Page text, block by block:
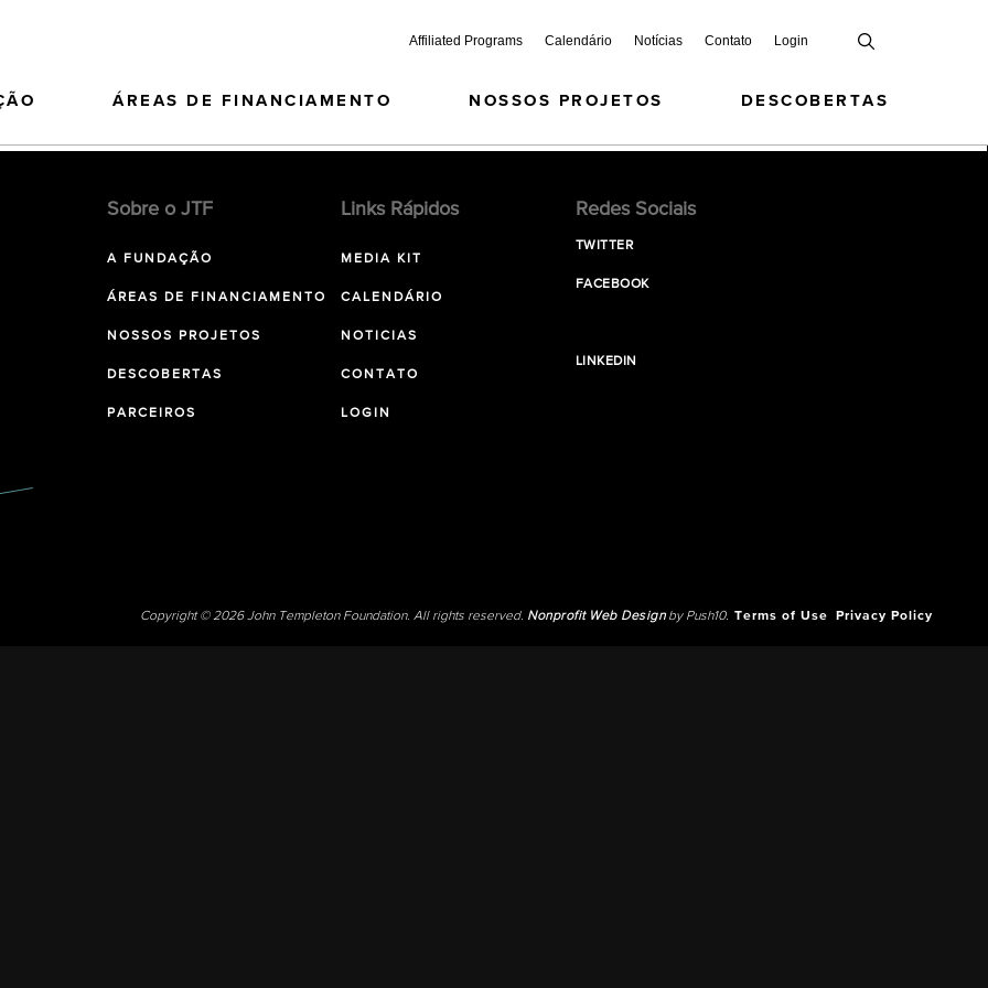
Affiliated Programs Calendário Notícias Contato Login
ÁREAS DE FINANCIAMENTO NOSSOS PROJETOS DESCOBERTAS
Sobre o JTF
A FUNDAÇÃO
ÁREAS DE FINANCIAMENTO
NOSSOS PROJETOS
DESCOBERTAS
PARCEIROS
Links Rápidos
MEDIA KIT
CALENDÁRIO
NOTICIAS
CONTATO
LOGIN
Redes Sociais
TWITTER
FACEBOOK
LINKEDIN
Copyright © 2026 John Templeton Foundation. All rights reserved. Nonprofit Web Designby Push10. Terms of Use Privacy Policy